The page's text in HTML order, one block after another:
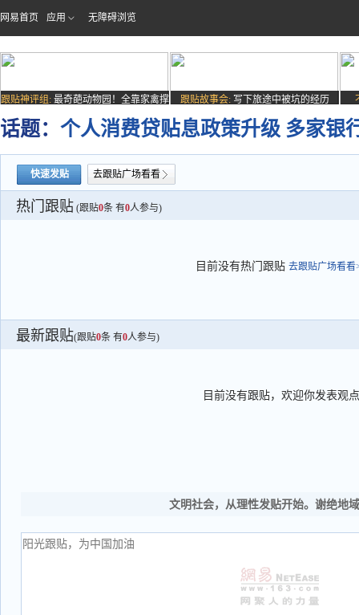
网易首页 应用 无障碍浏览
跟贴神评组: 最奇葩动物园！全靠家禽撑
场子
跟贴故事会: 写下旅途中被坑的经历
话题： 个人消费贷贴息政策升级 多家银
快速发贴 去跟贴广场看看
热门跟贴 (跟贴0条 有0人参与)
目前没有热门跟贴 去跟贴广场看看
最新跟贴(跟贴0条 有0人参与)
目前没有跟贴，欢迎你发表观点
文明社会，从理性发贴开始。谢绝地